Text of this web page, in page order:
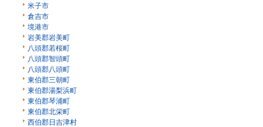
米子市
倉吉市
境港市
岩美郡岩美町
八頭郡若桜町
八頭郡智頭町
八頭郡八頭町
東伯郡三朝町
東伯郡湯梨浜町
東伯郡琴浦町
東伯郡北栄町
西伯郡日吉津村